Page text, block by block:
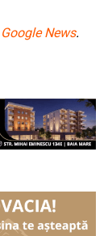
Google News.